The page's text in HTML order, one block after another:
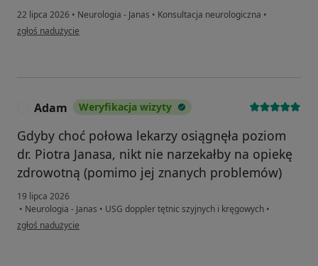
22 lipca 2026 • Neurologia - Janas • Konsultacja neurologiczna •
w opinii użytkownika Martyna
zgłoś nadużycie
Adam Weryfikacja wizyty
Gdyby choć połowa lekarzy osiągnęła poziom
dr. Piotra Janasa, nikt nie narzekałby na opiekę
zdrowotną (pomimo jej znanych problemów)
19 lipca 2026
• Neurologia - Janas • USG doppler tętnic szyjnych i kręgowych •
w opinii użytkownika Adam
zgłoś nadużycie